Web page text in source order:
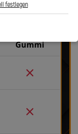
Gummi
festlegen